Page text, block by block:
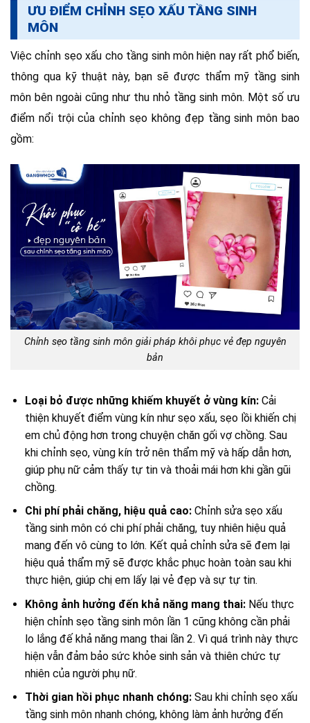
ƯU ĐIỂM CHỈNH SẸO XẤU TẦNG SINH
MÔN
Việc chỉnh sẹo xấu cho tầng sinh môn hiện nay rất phổ biến,
thông qua kỹ thuật này, bạn sẽ được thẩm mỹ tầng sinh
môn bên ngoài cũng như thu nhỏ tầng sinh môn. Một số ưu
điểm nổi trội của chỉnh sẹo không đẹp tầng sinh môn bao
gồm:
Chỉnh sẹo tầng sinh môn giải pháp khôi phục vẻ đẹp nguyên
bản
Loại bỏ được những khiếm khuyết ở vùng kín:Cải
thiện khuyết điểm vùng kín như sẹo xấu, sẹo lồi khiến chị
em chủ động hơn trong chuyện chăn gối vợ chồng. Sau
khi chỉnh sẹo, vùng kín trở nên thẩm mỹ và hấp dẫn hơn,
giúp phụ nữ cảm thấy tự tin và thoải mái hơn khi gần gũi
chồng.
Chi phí phải chăng, hiệu quả cao:Chỉnh sửa sẹo xấu
tầng sinh môn có chi phí phải chăng, tuy nhiên hiệu quả
mang đến vô cùng to lớn. Kết quả chỉnh sửa sẽ đem lại
hiệu quả thẩm mỹ sẽ được khắc phục hoàn toàn sau khi
thực hiện, giúp chị em lấy lại vẻ đẹp và sự tự tin.
Không ảnh hưởng đến khả năng mang thai:Nếu thực
hiện chỉnh sẹo tầng sinh môn lần 1 cũng không cần phải
lo lắng đế khả năng mang thai lần 2. Vì quá trình này thực
hiện vẫn đảm bảo sức khỏe sinh sản và thiên chức tự
nhiên của người phụ nữ.
Thời gian hồi phục nhanh chóng:Sau khi chỉnh sẹo xấu
tầng sinh môn nhanh chóng, không làm ảnh hưởng đến